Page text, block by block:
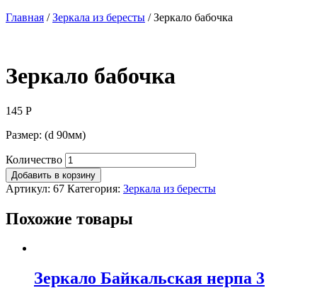
Главная /Зеркала из бересты / Зеркало бабочка
Зеркало бабочка
145 Р
Размер: (d 90мм)
Количество
Добавить в корзину
Артикул: 67 Категория: Зеркала из бересты
Похожие товары
Зеркало Байкальская нерпа 3